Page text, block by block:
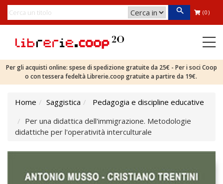
(0)
Per gli acquisti online: spese di spedizione gratuite da 25€ - Per i soci Coop
o con tessera fedeltà Librerie.coop gratuite a partire da 19€.
Home Saggistica
Pedagogia e discipline educative
Per una didattica dell'immigrazione. Metodologie
didattiche per l'operatività interculturale